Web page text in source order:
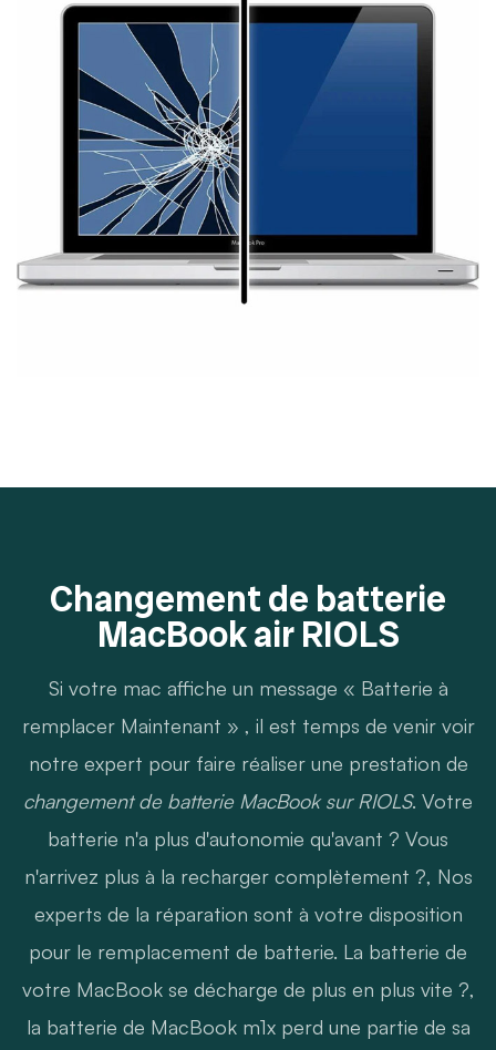
Changement de batterie
MacBook air RIOLS
Si votre mac affiche un message « Batterie à
remplacer Maintenant » , il est temps de venir voir
notre expert pour faire réaliser une prestation de
changement de batterie MacBook sur RIOLS. Votre
batterie n'a plus d'autonomie qu'avant ? Vous
n'arrivez plus à la recharger complètement ?, Nos
experts de la réparation sont à votre disposition
pour le remplacement de batterie. La batterie de
votre MacBook se décharge de plus en plus vite ?,
la batterie de MacBook m1x perd une partie de sa